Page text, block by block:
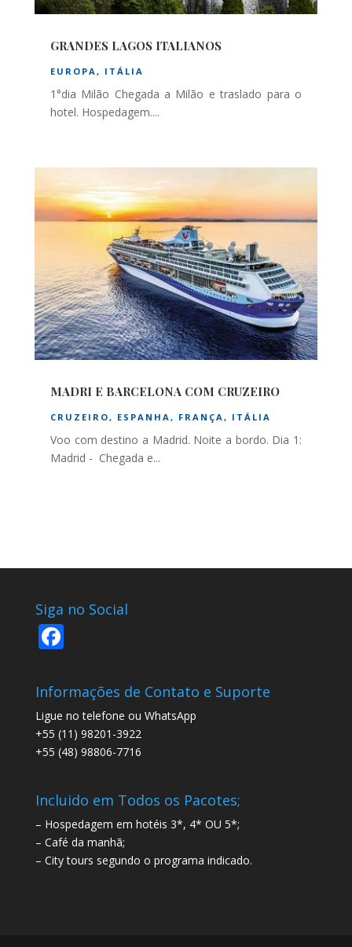
GRANDES LAGOS ITALIANOS
EUROPA, ITÁLIA
1°dia Milão Chegada a Milão e traslado para o
hotel. Hospedagem....
MADRI E BARCELONA COM CRUZEIRO
CRUZEIRO, ESPANHA , FRANÇA , ITÁLIA
Voo com destino a Madrid. Noite a bordo. Dia 1:
Madrid - Chegada e...
Siga no Social
F
e
b
o
o
k
Informações de Contato e Suporte
Ligue no telefone ou WhatsApp
+55 (11) 98201-3922
+55 (48) 98806-7716
Incluido em Todos os Pacotes;
– Hospedagem em hotéis 3*, 4* OU 5*;
– Café da manhã;
– City tours segundo o programa indicado.